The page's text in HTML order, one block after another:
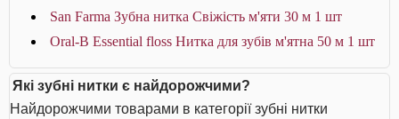
San Farma Зубна нитка Свіжість м'яти 30 м 1 шт
Oral-B Essential floss Нитка для зубів м'ятна 50 м 1 шт
Які зубні нитки є найдорожчими?
Найдорожчими товарами в категорії зубні нитки